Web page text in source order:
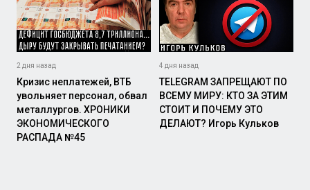
2 дня назад
Кризис неплатежей, ВТБ
увольняет персонал, обвал
металлургов. ХРОНИКИ
ЭКОНОМИЧЕСКОГО
РАСПАДА №45
4 дня назад
TELEGRAM ЗАПРЕЩАЮТ ПО
ВСЕМУ МИРУ: КТО ЗА ЭТИМ
СТОИТ И ПОЧЕМУ ЭТО
ДЕЛАЮТ? Игорь Кульков